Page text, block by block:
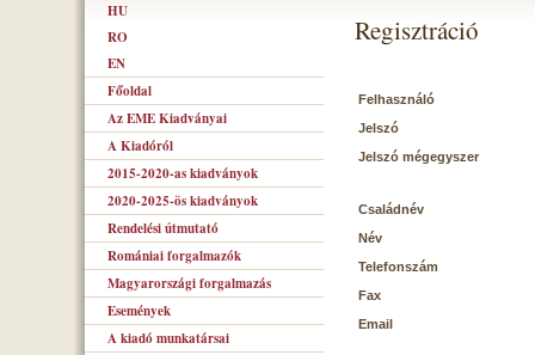
HU
RO
EN
Főoldal
Az EME Kiadványai
A Kiadóról
2015-2020-as kiadványok
2020-2025-ös kiadványok
Rendelési útmutató
Romániai forgalmazók
Magyarországi forgalmazás
Események
A kiadó munkatársai
Regisztráció
Felhasználó
Jelszó
Jelszó mégegyszer
Családnév
Név
Telefonszám
Fax
Email